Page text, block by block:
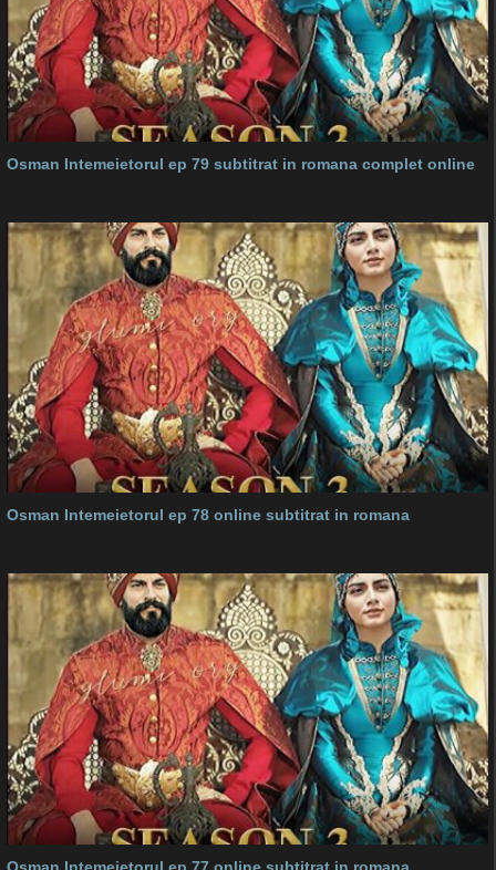
Osman Intemeietorul ep 79 subtitrat in romana complet online
Osman Intemeietorul ep 78 online subtitrat in romana